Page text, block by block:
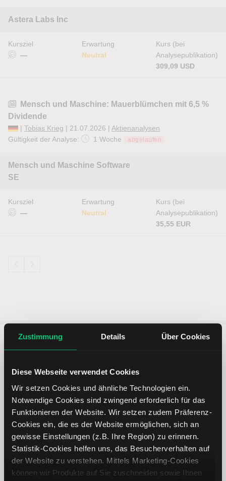
Zustimmung Details Über Cookies
Diese Webseite verwendet Cookies
Wir setzen Cookies und ähnliche Technologien ein.
Notwendige Cookies sind zwingend erforderlich für das
Funktionieren der Website. Wir setzen zudem Präferenz-
Cookies ein, die es der Website ermöglichen, sich an
gewisse Einstellungen (z.B. Ihre Region) zu erinnern.
Statistik-Cookies helfen uns, das Besucherverhalten auf
der Website zu verstehen. Mittels Marketing-Cookies
können wir Produkte auf Sie zuschneiden sowie Ihnen
Astera Labs Inc
Kursziel
—
Erwartung
Neutral
Kurs (bei
Analysepublikation)
309,09 USD
Mensch und Maschine: Mauerblümchen mit 6,5 %
Dividende
| Tobias Krieg | 21.07.2026 | Aktienanalysen
Gültigkeit der Analyse:
1 Woche abgelaufen
Mensch und Maschine Software
SE
Kursziel
—
Erwartung
Neutral
Kurs (bei
Analysepublikation)
35,55 EUR
5 entscheidende Vorteile vom
Online Broker LYNX
Weltweites Handeln